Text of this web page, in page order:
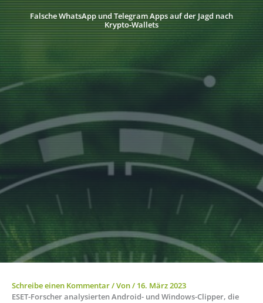
Falsche WhatsApp und Telegram Apps auf der Jagd nach
Krypto‑Wallets
Schreibe einen Kommentar/ Von/ 16. März 2023
ESET-Forscher analysierten Android- und Windows-Clipper, die